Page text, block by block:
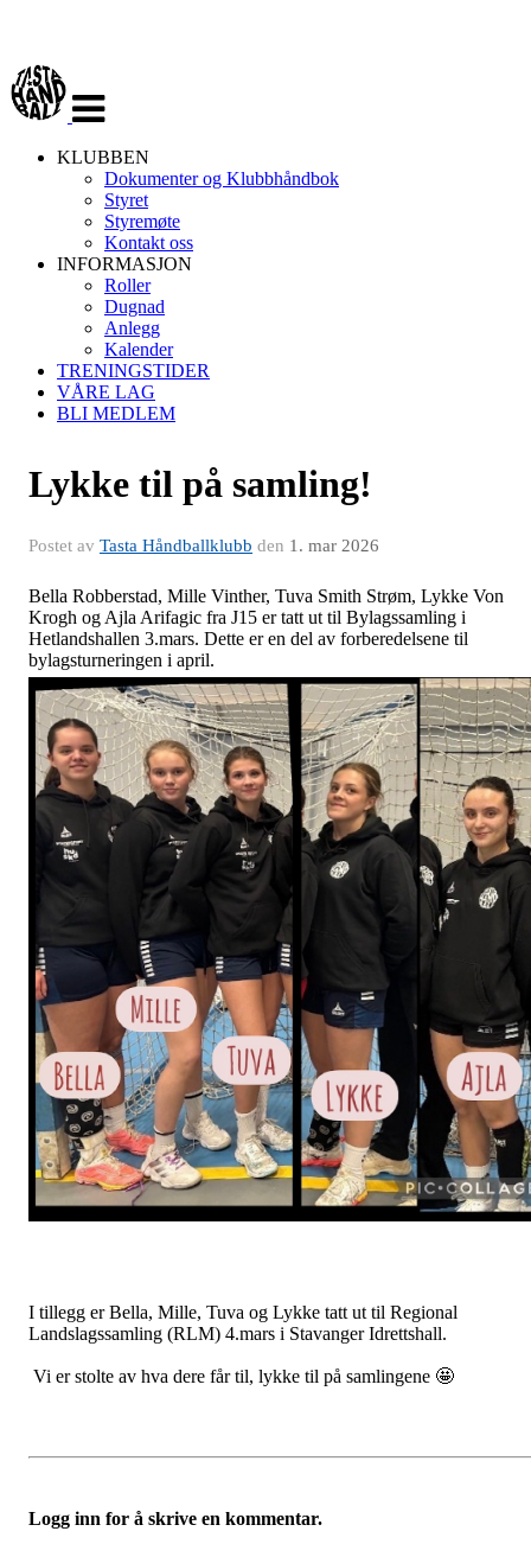
navigasjon
KLUBBEN
Dokumenter og Klubbhåndbok
Styret
Styremøte
Kontakt oss
INFORMASJON
Roller
Dugnad
Anlegg
Kalender
TRENINGSTIDER
VÅRE LAG
BLI MEDLEM
Lykke til på samling!
Postet av Tasta Håndballklubb den 1. mar 2026
Bella Robberstad, Mille Vinther, Tuva Smith Strøm, Lykke Von
Krogh og Ajla Arifagic fra J15 er tatt ut til Bylagssamling i
Hetlandshallen 3.mars. Dette er en del av forberedelsene til
bylagsturneringen i april.
I tillegg er Bella, Mille, Tuva og Lykke tatt ut til Regional
Landslagssamling (RLM) 4.mars i Stavanger Idrettshall.
Vi er stolte av hva dere får til, lykke til på samlingene 🤩
Logg inn for å skrive en kommentar.